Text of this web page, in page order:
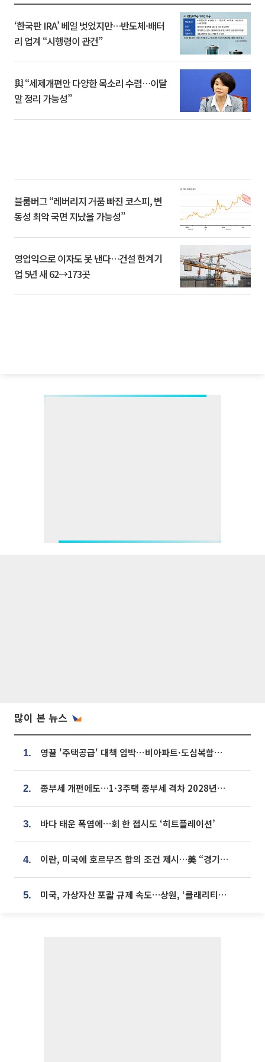
‘한국판 IRA’ 베일 벗었지만…반도체·배터
리 업계 “시행령이 관건”
與 “세제개편안 다양한 목소리 수렴…이달
말 정리 가능성”
블룸버그 “레버리지 거품 빠진 코스피, 변
동성 최악 국면 지났을 가능성”
영업익으로 이자도 못 낸다…건설 한계기
업 5년 새 62→173곳
많이 본 뉴스
1. 영끌 '주택공급' 대책 임박⋯비아파트·도심복합까지 총동원
2. 종부세 개편에도…1·3주택 종부세 격차 2028년부터 확대
3. 바다 태운 폭염에…회 한 접시도 ‘히트플레이션’
4. 이란, 미국에 호르무즈 합의 조건 제시…美 “경기 아직 안 끝나” [종합]
5. 미국, 가상자산 포괄 규제 속도…상원, ‘클래리티법’ 9월 절차투표 추진